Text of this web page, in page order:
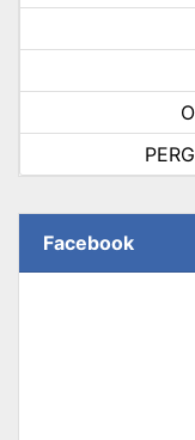
Facebook